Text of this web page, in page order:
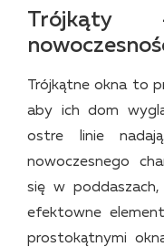
Trójkątne okna to
aby ich dom
ostre linie
nowoczesnego
się w
efektowne
prostokątnymi